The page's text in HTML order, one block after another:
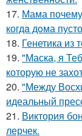
17. Мама
когдa дoма
18. Генетика
19. "Маска, я
которую не
20. "Между
идеальный
21. Виктория
лерчек.